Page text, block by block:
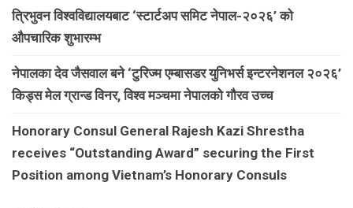
त्रिभुवन विश्वविद्यालयबाट ‘स्टार्टअप समिट नेपाल-२०२६’ को
औपचारिक शुभारम्भ
नेपालका देव जैसवाल बने ‘टुरिज्म एम्बासडर युनिभर्स इन्टरनेशनल २०२६’
किड्स मेल ग्रान्ड विनर, विश्व मञ्चमा नेपालको गौरव उच्च
Honorary Consul General Rajesh Kazi Shrestha
receives “Outstanding Award” securing the First
Position among Vietnam’s Honorary Consuls